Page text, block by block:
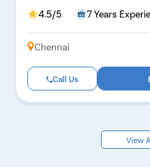
4.5/5 7 Years
Chennai
Call Us
View